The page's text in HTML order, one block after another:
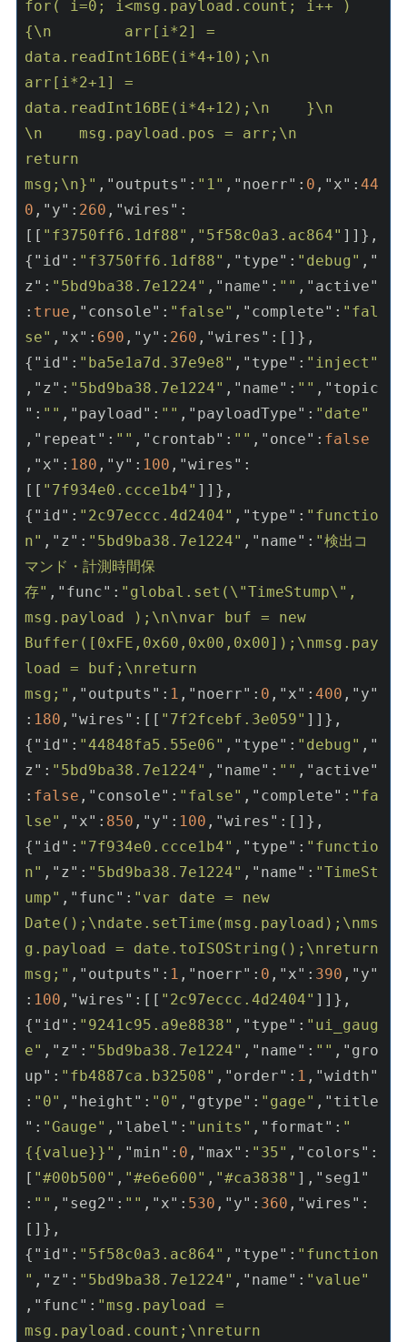
for( i=0; i<msg.payload.count; i++ )
{\n        arr[i*2] =
data.readInt16BE(i*4+10);\n
arr[i*2+1] =
data.readInt16BE(i*4+12);\n    }\n
\n    msg.payload.pos = arr;\n
return
msg;\n}" , "outputs" : "1" , "noerr" : 0 , "x" :44
0 , "y" : 260 , "wires" :
[[ "f3750ff6.1df88" , "5f58c0a3.ac864" ]]},
{ "id" : "f3750ff6.1df88" , "type" : "debug" , "
z" : "5bd9ba38.7e1224" , "name" : "" , "active"
: true , "console" : "false" , "complete" : "fal
se" , "x" : 690 , "y" : 260 , "wires" :[]},
{ "id" : "ba5e1a7d.37e9e8" , "type" : "inject"
, "z" : "5bd9ba38.7e1224" , "name" : "" , "topic
" : "" , "payload" : "" , "payloadType" : "date"
, "repeat" : "" , "crontab" : "" , "once" : false
, "x" : 180 , "y" : 100 , "wires" :
[[ "7f934e0.ccce1b4" ]]},
{ "id" : "2c97eccc.4d2404" , "type" : "functio
n" , "z" : "5bd9ba38.7e1224" , "name" : "検出コ
マンド・計測時間保
存" , "func" : "global.set(\"TimeStump\",
msg.payload );\n\nvar buf = new
Buffer([0xFE,0x60,0x00,0x00]);\nmsg.pay
load = buf;\nreturn
msg;" , "outputs" : 1 , "noerr" : 0 , "x" :400 , "y"
: 180 , "wires" :[[ "7f2fcebf.3e059" ]]},
{ "id" : "44848fa5.55e06" , "type" : "debug" , "
z" : "5bd9ba38.7e1224" , "name" : "" , "active"
: false , "console" : "false" , "complete" : "fa
lse" , "x" : 850 , "y" : 100 , "wires" :[]},
{ "id" : "7f934e0.ccce1b4" , "type" : "functio
n" , "z" : "5bd9ba38.7e1224" , "name" : "TimeSt
ump" , "func" : "var date = new
Date();\ndate.setTime(msg.payload);\nms
g.payload = date.toISOString();\nreturn
msg;" , "outputs" : 1 , "noerr" : 0 , "x" : 390 , "y"
: 100 , "wires" :[[ "2c97eccc.4d2404" ]]},
{ "id" : "9241c95.a9e8838" , "type" : "ui_gaug
e" , "z" : "5bd9ba38.7e1224" , "name" : "" , "gro
up" : "fb4887ca.b32508" , "order" : 1 , "width"
: "0" , "height" : "0" , "gtype" : "gage" , "title
" : "Gauge" , "label" : "units" , "format" : "
{{value}}" , "min" : 0 , "max" : "35" , "colors" :
[ "#00b500" , "#e6e600" , "#ca3838" ], "seg1"
: "" , "seg2" : "" , "x" : 530 , "y" : 360 , "wires" :
[]},
{ "id" : "5f58c0a3.ac864" , "type" : "function
" , "z" : "5bd9ba38.7e1224" , "name" : "value"
, "func" : "msg.payload =
msg.payload.count;\nreturn